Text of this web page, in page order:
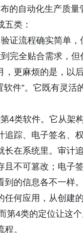
的自动化生产质
类：
证流程确实简单
完全贴合需求，
，更麻烦的是，以
软件”。它既有灵
4类软件。它从架
追踪、电子签名
在系统里。审计
且不可篡改；电子
到的信息各不一样
任何应用，从创建
第4类的定位让这
。